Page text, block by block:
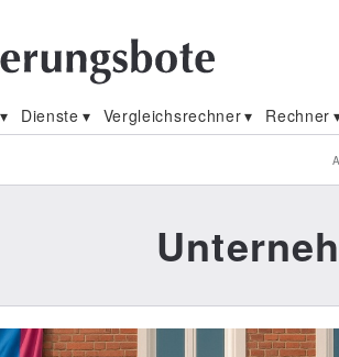
Dienste Vergleichsrechner Rechner